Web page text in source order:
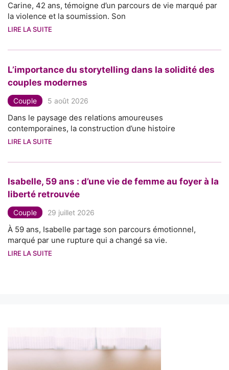
Carine, 42 ans, témoigne d’un parcours de vie marqué par
la violence et la soumission. Son
LIRE LA SUITE
L’importance du storytelling dans la solidité des
couples modernes
Couple 5 août 2026
Dans le paysage des relations amoureuses
contemporaines, la construction d’une histoire
LIRE LA SUITE
Isabelle, 59 ans : d’une vie de femme au foyer à la
liberté retrouvée
Couple 29 juillet 2026
À 59 ans, Isabelle partage son parcours émotionnel,
marqué par une rupture qui a changé sa vie.
LIRE LA SUITE